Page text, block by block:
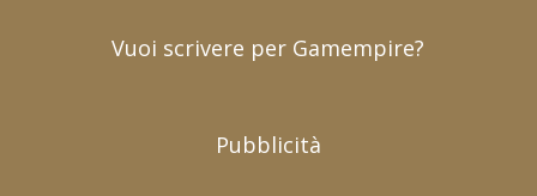
Vuoi scrivere per Gamempire?
Pubblicità